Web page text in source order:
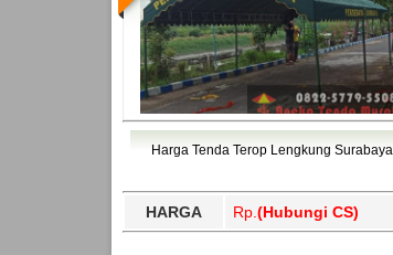
Harga Tenda Terop Lengkung Surabaya
HARGA Rp. (Hubungi CS)